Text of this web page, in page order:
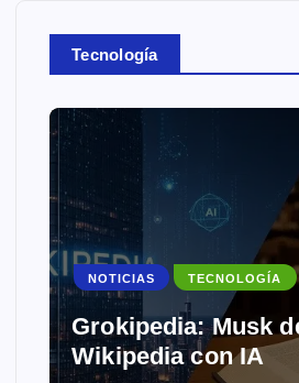
Tecnología
NOTICIAS TECNOLOGÍA
Grokipedia: Musk
Wikipedia con IA